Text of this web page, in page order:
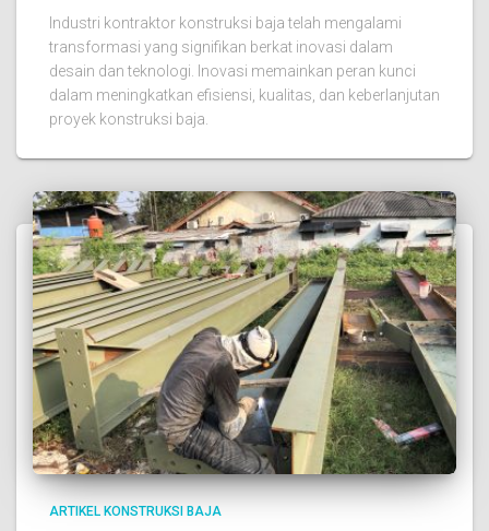
Industri kontraktor konstruksi baja telah mengalami
transformasi yang signifikan berkat inovasi dalam
desain dan teknologi. Inovasi memainkan peran kunci
dalam meningkatkan efisiensi, kualitas, dan keberlanjutan
proyek konstruksi baja.
ARTIKEL KONSTRUKSI BAJA